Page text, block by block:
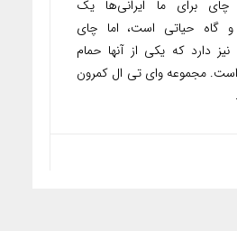
برای ما ایرانی‌ها یک
و گاه حیاتی است، اما چای
دارد که یکی از آنها حمام
مجموعه وای تی ال کمرون